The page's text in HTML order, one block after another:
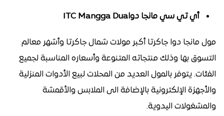
أي تي سي مانجا دواITC Mangga Dua
مول مانجا دوا جاكرتا أكبر مولات شمال جاكرتا وأشهر معالم
التسوق بها وذلك منتجاته المتنوعة وأسعاره المناسبة لجميع
الفئات. يتوفر بالمول العديد من المحلات لبيع الأدوات المنزلية
والأجهزة الإلكترونية بالإضافة الى الملابس والأقمشة
والمشغولات اليدوية.